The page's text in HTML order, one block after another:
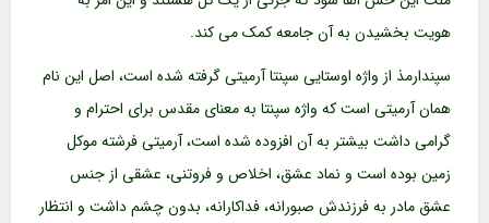
هویت بخشیدن به آن جامعه کمک می کند.
سپندارمذ از واژه اوستایی سپنتا آرمیتی گرفته شده است، اصل این نام
همان آرمیتی است که واژه سپنتا به معنای مقدس برای احترام و
گرامی داشت بیشتر به آن افزوده شده است، آرمیتی فرشته موکل
زمین بوده است و نماد عشق، اخلاص و فروتنی، عشقی از جنس
عشق مادر به فرزندش صبورانه، فداکارانه، بدون چشم داشت و انتظار